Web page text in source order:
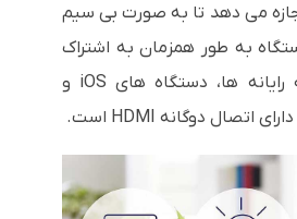
می دهد تا به صورت بی سیم
به طور همزمان به اشتراک
بگذارند - از جمله رایانه ها، دستگاه های iOS و